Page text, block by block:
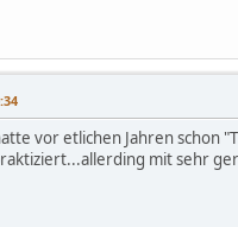
vor etlichen Jahren schon
mit sehr